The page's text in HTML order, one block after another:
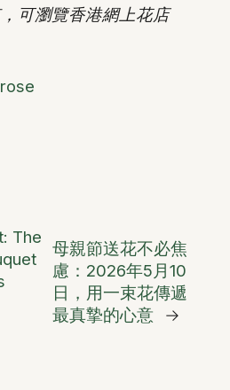
可瀏覽香港網上花店
The
母親節送花不必焦
慮：2026年5月10
日，用一束花傳遞
最真摯的心意
→